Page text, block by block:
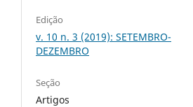
Edição
v. 10 n. 3 (2019): SETEMBRO-
DEZEMBRO
Seção
Artigos